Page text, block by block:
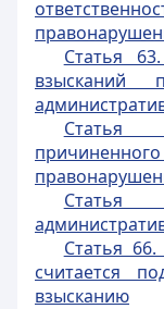
Статья
взысканий
Статья
Статья
Статья
считается
взысканию